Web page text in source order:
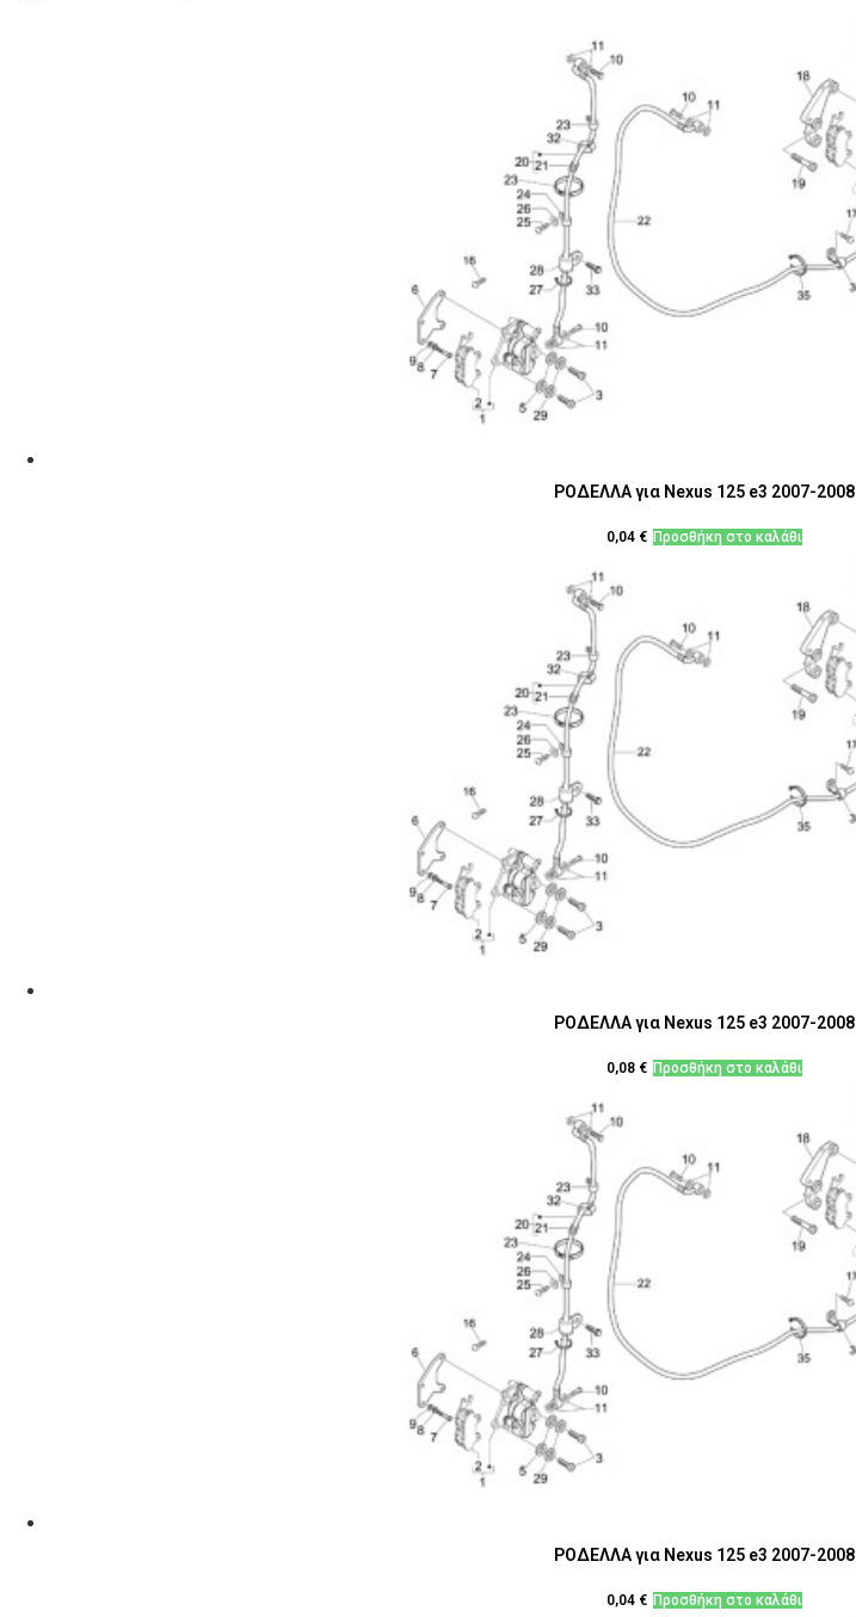
ΡΟΔΕΛΛΑ για Nexus 125 e3 2007-2008
0,04 € Προσθήκη στο καλάθι
ΡΟΔΕΛΛΑ για Nexus 125 e3 2007-2008
0,08 € Προσθήκη στο καλάθι
ΡΟΔΕΛΛΑ για Nexus 125 e3 2007-2008
0,04 € Προσθήκη στο καλάθι